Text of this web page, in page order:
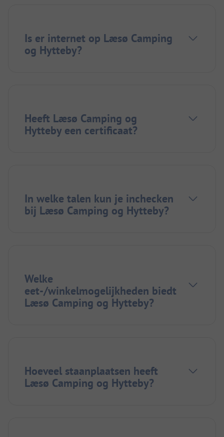
Is er internet op Læsø Camping
og Hytteby?
Heeft Læsø Camping og
Hytteby een certificaat?
In welke talen kun je inchecken
bij Læsø Camping og Hytteby?
Welke
eet-/winkelmogelijkheden biedt
Læsø Camping og Hytteby?
Hoeveel staanplaatsen heeft
Læsø Camping og Hytteby?